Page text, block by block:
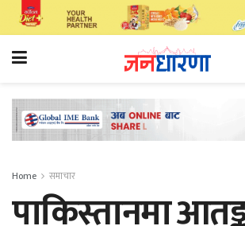
Home समाचार
पाकिस्तानमा